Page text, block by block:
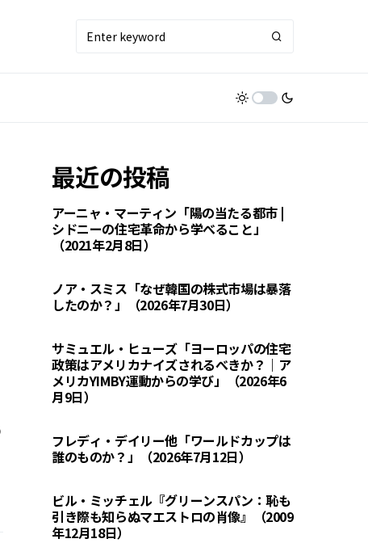
最近の投稿
アーニャ・マーティン「陽の当たる都市 |
シドニーの住宅革命から学べること」
（2021年2月8日）
ノア・スミス「なぜ韓国の株式市場は暴落
したのか？」（2026年7月30日）
サミュエル・ヒューズ「ヨーロッパの住宅
政策はアメリカナイズされるべきか？｜ア
メリカYIMBY運動からの学び」（2026年6
月9日）
フレディ・デイリー他「ワールドカップは
誰のものか？」（2026年7月12日）
ビル・ミッチェル『グリーンスパン：恥も
引き際も知らぬマエストロの肖像』（2009
年12月18日）